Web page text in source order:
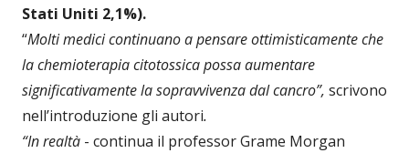
Stati Uniti 2,1%).
“Molti medici continuano a pensare ottimisticamente che
la chemioterapia citotossica possa aumentare
significativamente la sopravvivenza dal cancro”, scrivono
nell’introduzione gli autori.
“In realtà - continua il professor Grame Morgan